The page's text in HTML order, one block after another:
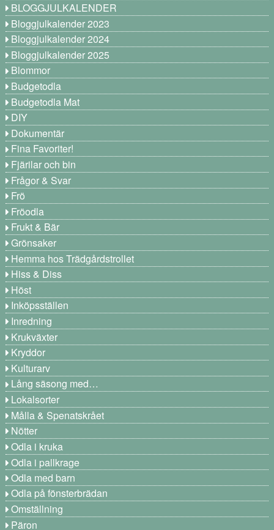
BLOGGJULKALENDER
Bloggjulkalender 2023
Bloggjulkalender 2024
Bloggjulkalender 2025
Blommor
Budgetodla
Budgetodla Mat
DIY
Dokumentär
Fina Favoriter!
Fjärilar och bin
Frågor & Svar
Frö
Fröodla
Frukt & Bär
Grönsaker
Hemma hos Trädgårdstrollet
Hiss & Diss
Höst
Inköpsställen
Inredning
Krukväxter
Kryddor
Kulturarv
Lång säsong med…
Lokalsorter
Målla & Spenatskrået
Nötter
Odla i kruka
Odla i pallkrage
Odla med barn
Odla på fönsterbrädan
Omställning
Päron